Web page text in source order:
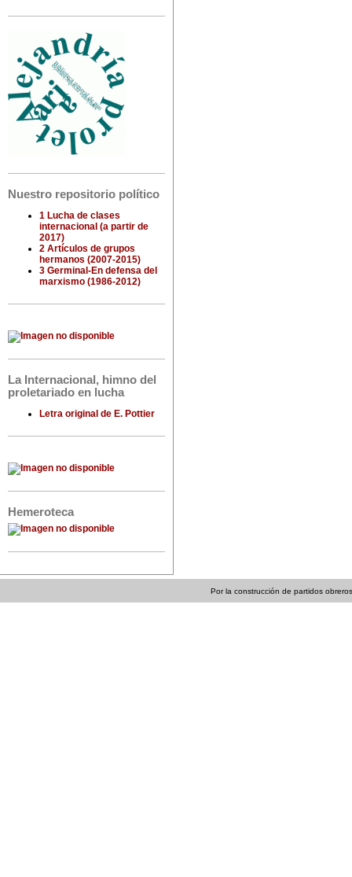
Nuestro repositorio político
1 Lucha de clases
internacional (a partir de
2017)
2 Artículos de grupos
hermanos (2007-2015)
3 Germinal-En defensa del
marxismo (1986-2012)
La Internacional, himno del
proletariado en lucha
Letra original de E. Pottier
Hemeroteca
Por la construcción de partidos